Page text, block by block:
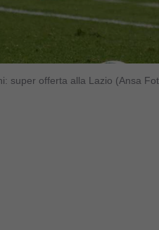
super offerta alla Lazio (Ansa